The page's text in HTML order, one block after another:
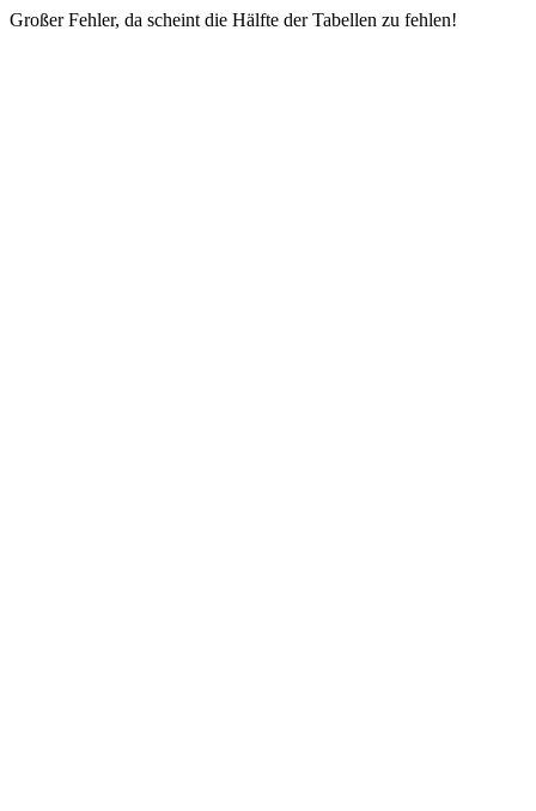
Großer Fehler, da scheint die Hälfte der Tabellen zu fehlen!